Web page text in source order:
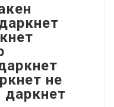
не
даркнет